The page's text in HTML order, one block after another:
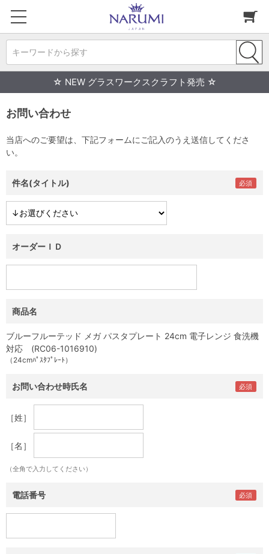
キーワードから探す
☆ NEW グラスワークスクラフト発売 ☆
お問い合わせ
当店へのご要望は、下記フォームにご記入のうえ送信してくださ
い。
件名(タイトル)
オーダーＩＤ
商品名
ブルーフルーテッド メガ パスタプレート 24cm 電子レンジ 食洗機
対応 (RC06-1016910)
（24cmﾊﾟｽﾀﾌﾟﾚｰﾄ）
お問い合わせ時氏名
［姓］
［名］
（全角で入力してください）
電話番号